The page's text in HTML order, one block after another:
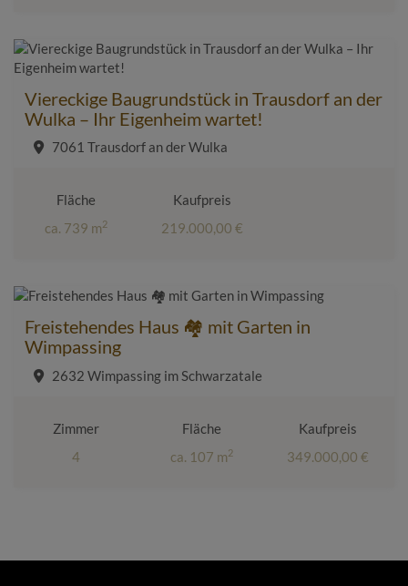
Viereckige Baugrundstück in Trausdorf an der
Wulka – Ihr Eigenheim wartet!
7061 Trausdorf an der Wulka
Fläche
ca. 739 m2
Kaufpreis
219.000,00 €
Freistehendes Haus 🏘️ mit Garten in
Wimpassing
2632 Wimpassing im Schwarzatale
Zimmer
4
Fläche
ca. 107 m2
Kaufpreis
349.000,00 €